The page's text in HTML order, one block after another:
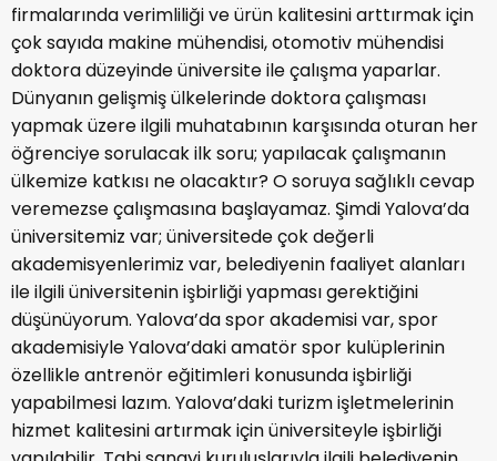
firmalarında verimliliği ve ürün kalitesini arttırmak için
çok sayıda makine mühendisi, otomotiv mühendisi
doktora düzeyinde üniversite ile çalışma yaparlar.
Dünyanın gelişmiş ülkelerinde doktora çalışması
yapmak üzere ilgili muhatabının karşısında oturan her
öğrenciye sorulacak ilk soru; yapılacak çalışmanın
ülkemize katkısı ne olacaktır? O soruya sağlıklı cevap
veremezse çalışmasına başlayamaz. Şimdi Yalova’da
üniversitemiz var; üniversitede çok değerli
akademisyenlerimiz var, belediyenin faaliyet alanları
ile ilgili üniversitenin işbirliği yapması gerektiğini
düşünüyorum. Yalova’da spor akademisi var, spor
akademisiyle Yalova’daki amatör spor kulüplerinin
özellikle antrenör eğitimleri konusunda işbirliği
yapabilmesi lazım. Yalova’daki turizm işletmelerinin
hizmet kalitesini artırmak için üniversiteyle işbirliği